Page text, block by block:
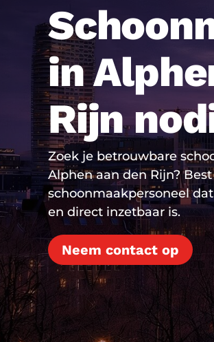
in
Rijn
Zoek je betrouwbare
Alphen aan den Rijn?
schoonmaakpersoneel
en direct inzetbaar is.
Neem contact op